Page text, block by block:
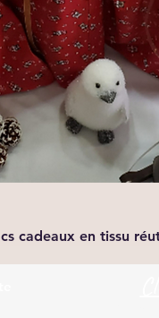
Aperçu rapide
cadeaux en tissu